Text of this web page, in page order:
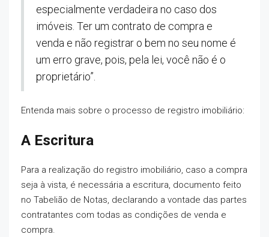
especialmente verdadeira no caso dos
imóveis. Ter um contrato de compra e
venda e não registrar o bem no seu nome é
um erro grave, pois, pela lei, você não é o
proprietário”.
Entenda mais sobre o processo de registro imobiliário:
A Escritura
Para a realização do registro imobiliário, caso a compra
seja à vista, é necessária a escritura, documento feito
no Tabelião de Notas, declarando a vontade das partes
contratantes com todas as condições de venda e
compra.